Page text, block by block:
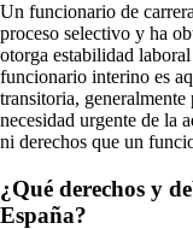
Un funcionario de
proceso selectivo y ha
otorga estabilidad
funcionario interino es
transitoria,
necesidad urgente de la
ni derechos que un
¿Qué derechos y
España?